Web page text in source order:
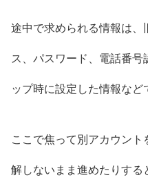
途中で求められる情報は、
ス、パスワード、電話番
ップ時に設定した情報など
ここで焦って別アカウン
解しないまま進めたりする